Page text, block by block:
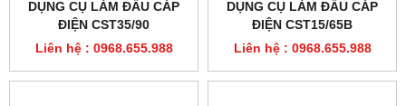
DỤNG CỤ LÀM ĐẦU CÁP
ĐIỆN CST35/90
Liên hệ : 0968.655.988
DỤNG CỤ LÀM ĐẦU CÁP
ĐIỆN CST15/65B
Liên hệ : 0968.655.988